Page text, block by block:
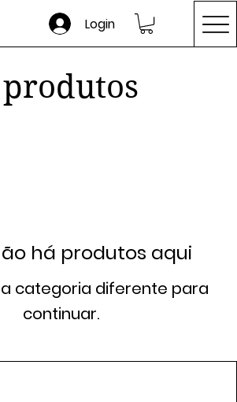
Login
produtos
há produtos aqui
categoria diferente para
continuar.